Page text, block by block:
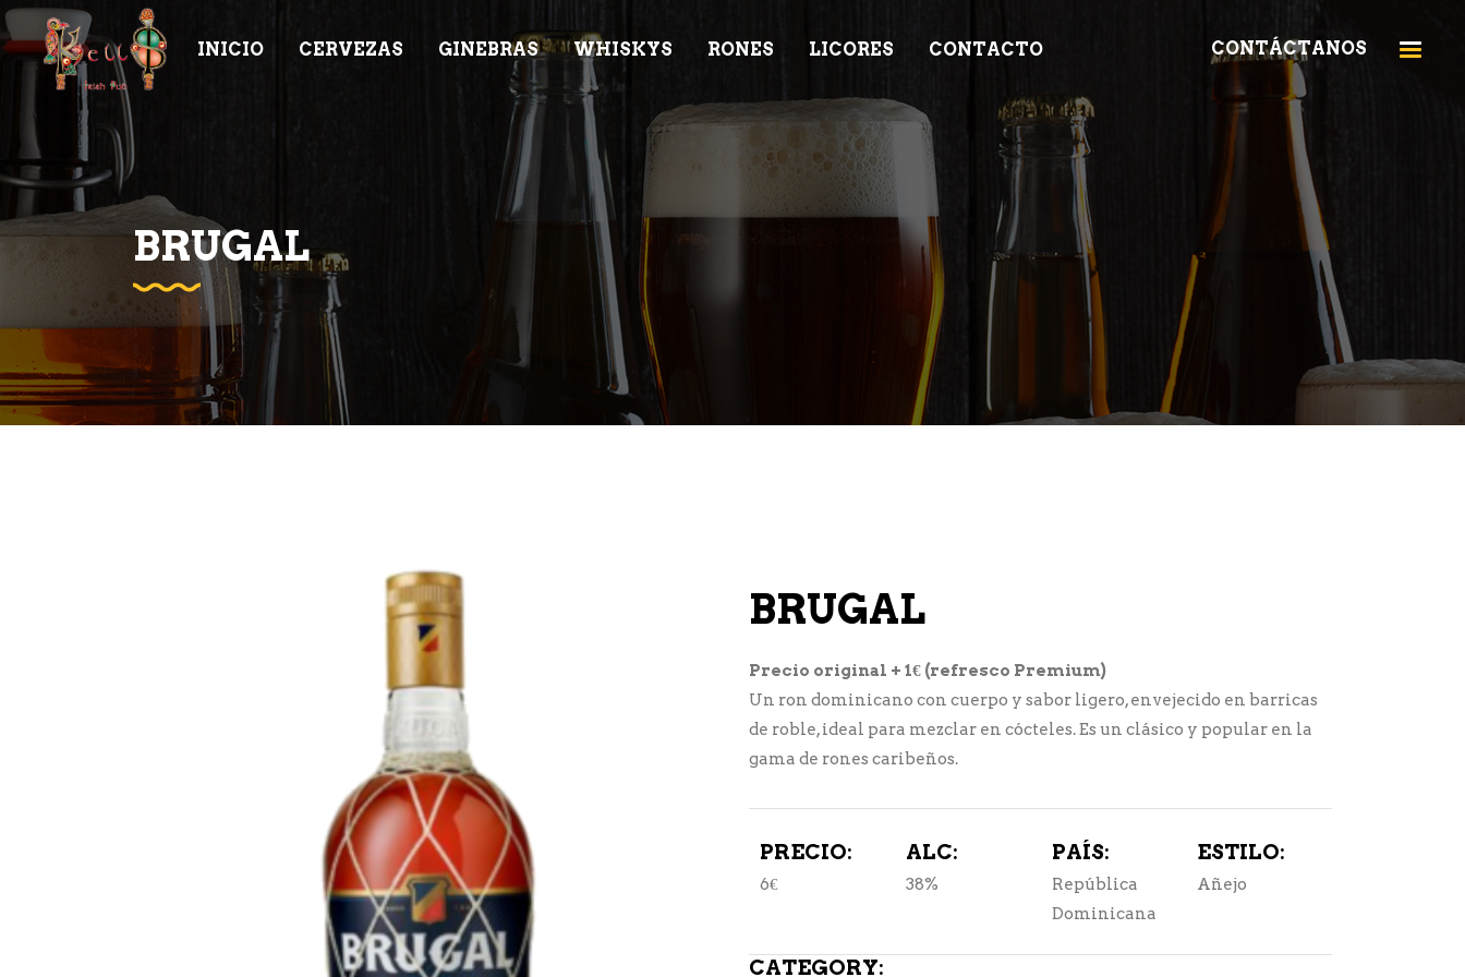
INICIO CERVEZAS GINEBRAS WHISKYS RONES LICORES CONTACTO CONTÁCTANOS
BRUGAL
BRUGAL
Precio original + 1€ (refresco Premium)
Un ron dominicano con cuerpo y sabor ligero, envejecido en barricas
de roble, ideal para mezclar en cócteles. Es un clásico y popular en la
gama de rones caribeños.
PRECIO:
6€
ALC:
38%
PAÍS:
República
Dominicana
ESTILO:
Añejo
CATEGORY: